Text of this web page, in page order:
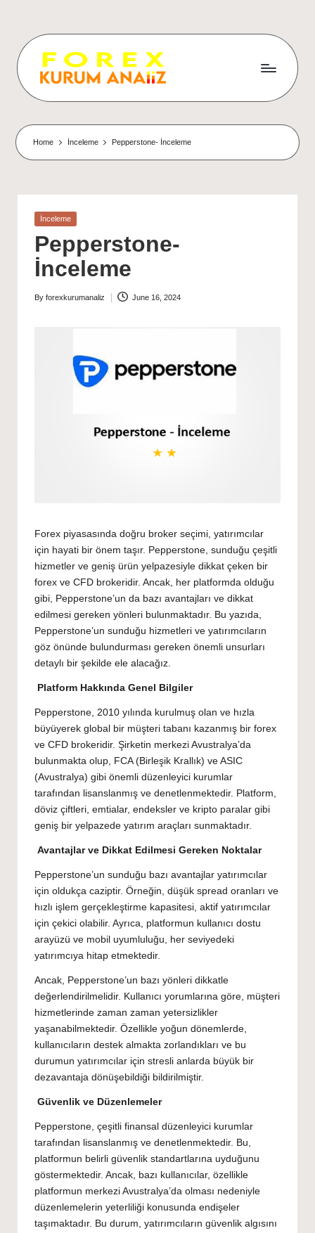
Home İnceleme Pepperstone- İnceleme
Posted
İnceleme
Pepperstone-
İnceleme
Posted
By forexkurumanaliz June 16, 2024
Forex piyasasında doğru broker seçimi, yatırımcılar
için hayati bir önem taşır. Pepperstone, sunduğu çeşitli
hizmetler ve geniş ürün yelpazesiyle dikkat çeken bir
forex ve CFD brokeridir. Ancak, her platformda olduğu
gibi, Pepperstone’un da bazı avantajları ve dikkat
edilmesi gereken yönleri bulunmaktadır. Bu yazıda,
Pepperstone’un sunduğu hizmetleri ve yatırımcıların
göz önünde bulundurması gereken önemli unsurları
detaylı bir şekilde ele alacağız.
Platform Hakkında Genel Bilgiler
Pepperstone, 2010 yılında kurulmuş olan ve hızla
büyüyerek global bir müşteri tabanı kazanmış bir forex
ve CFD brokeridir. Şirketin merkezi Avustralya’da
bulunmakta olup, FCA (Birleşik Krallık) ve ASIC
(Avustralya) gibi önemli düzenleyici kurumlar
tarafından lisanslanmış ve denetlenmektedir. Platform,
döviz çiftleri, emtialar, endeksler ve kripto paralar gibi
geniş bir yelpazede yatırım araçları sunmaktadır.
Avantajlar ve Dikkat Edilmesi Gereken Noktalar
Pepperstone’un sunduğu bazı avantajlar yatırımcılar
için oldukça caziptir. Örneğin, düşük spread oranları ve
hızlı işlem gerçekleştirme kapasitesi, aktif yatırımcılar
için çekici olabilir. Ayrıca, platformun kullanıcı dostu
arayüzü ve mobil uyumluluğu, her seviyedeki
yatırımcıya hitap etmektedir.
Ancak, Pepperstone’un bazı yönleri dikkatle
değerlendirilmelidir. Kullanıcı yorumlarına göre, müşteri
hizmetlerinde zaman zaman yetersizlikler
yaşanabilmektedir. Özellikle yoğun dönemlerde,
kullanıcıların destek almakta zorlandıkları ve bu
durumun yatırımcılar için stresli anlarda büyük bir
dezavantaja dönüşebildiği bildirilmiştir.
Güvenlik ve Düzenlemeler
Pepperstone, çeşitli finansal düzenleyici kurumlar
tarafından lisanslanmış ve denetlenmektedir. Bu,
platformun belirli güvenlik standartlarına uyduğunu
göstermektedir. Ancak, bazı kullanıcılar, özellikle
platformun merkezi Avustralya’da olması nedeniyle
düzenlemelerin yeterliliği konusunda endişeler
taşımaktadır. Bu durum, yatırımcıların güvenlik algısını